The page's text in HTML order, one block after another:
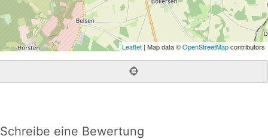
Leaflet | Map data ©OpenStreetMapcontributors
Schreibe eine Bewertung